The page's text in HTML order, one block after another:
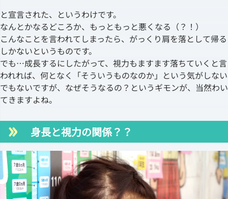
と宣言された、というわけです。
なんとかなるどころか、もっともっと悪くなる（？！）
こんなことを言われてしまったら、がっくり肩を落として帰る
しかないというものです。
でも…成長するにしたがって、視力もますます落ちていくと言
われれば、何となく「そういうものなのか」という気がしない
でもないですが、なぜそうなるの？というギモンが、当然わい
てきますよね。
身長と視力の関係？？